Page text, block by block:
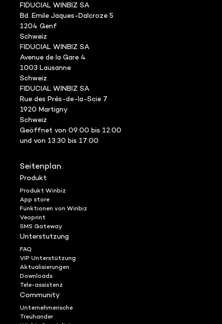
FIDUCIAL WINBIZ SA
Bd. Emile Jaques-Dalcroze 5
1204 Genf
Schweiz
FIDUCIAL WINBIZ SA
Avenue de la Gare 4
1003 Lausanne
Schweiz
FIDUCIAL WINBIZ SA
Rue des Prés-de-la-Scie 7
1920 Martigny
Schweiz
Geöffnet von 09:00 bis 12:00
und von 13:30 bis 17:00
Seitenplan.
Produkt
Produkt Winbiz
App store
Funktionen von Winbiz
Veoprint
SMS Gateway
Unterstutzung
FAQ
VIP Unterstützung
Aktualisierungen
Downloads
Tele-assistenz
Community
Unternehmerische
Treuhander